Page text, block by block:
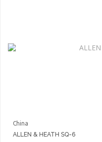
China
ALLEN & HEATH SQ-6